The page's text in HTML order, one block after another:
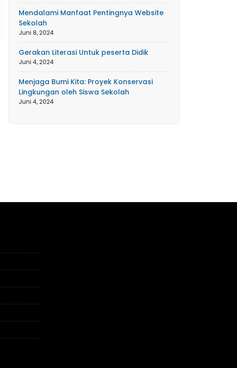
Mendalami Manfaat Pentingnya Website
Sekolah
Juni 8, 2024
Gerakan Literasi Untuk peserta Didik
Juni 4, 2024
Menjaga Bumi Kita: Proyek Konservasi
Lingkungan oleh Siswa Sekolah
Juni 4, 2024